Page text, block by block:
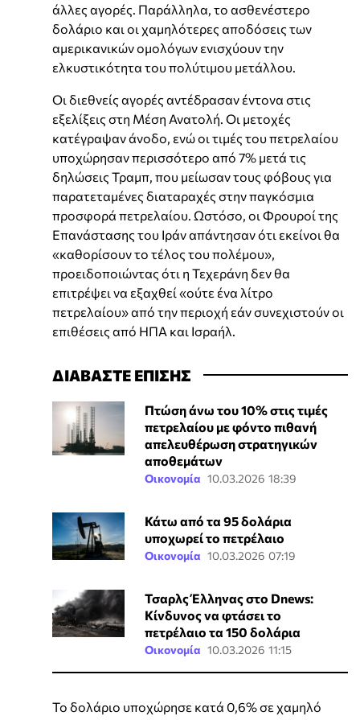
άλλες αγορές. Παράλληλα, το ασθενέστερο
δολάριο και οι χαμηλότερες αποδόσεις των
αμερικανικών ομολόγων ενισχύουν την
ελκυστικότητα του πολύτιμου μετάλλου.
Οι διεθνείς αγορές αντέδρασαν έντονα στις
εξελίξεις στη Μέση Ανατολή. Οι μετοχές
κατέγραψαν άνοδο, ενώ οι τιμές του πετρελαίου
υποχώρησαν περισσότερο από 7% μετά τις
δηλώσεις Τραμπ, που μείωσαν τους φόβους για
παρατεταμένες διαταραχές στην παγκόσμια
προσφορά πετρελαίου. Ωστόσο, οι Φρουροί της
Επανάστασης του Ιράν απάντησαν ότι εκείνοι θα
«καθορίσουν το τέλος του πολέμου»,
προειδοποιώντας ότι η Τεχεράνη δεν θα
επιτρέψει να εξαχθεί «ούτε ένα λίτρο
πετρελαίου» από την περιοχή εάν συνεχιστούν οι
επιθέσεις από ΗΠΑ και Ισραήλ.
ΔΙΑΒΑΣΤΕ ΕΠΙΣΗΣ
Πτώση άνω του 10% στις τιμές
πετρελαίου με φόντο πιθανή
απελευθέρωση στρατηγικών
αποθεμάτων
Οικονομία 10.03.2026 18:39
Κάτω από τα 95 δολάρια
υποχωρεί το πετρέλαιο
Οικονομία 10.03.2026 07:19
Τσαρλς Έλληνας στο Dnews:
Κίνδυνος να φτάσει το
πετρέλαιο τα 150 δολάρια
Οικονομία 10.03.2026 11:15
Το δολάριο υποχώρησε κατά 0,6% σε χαμηλό